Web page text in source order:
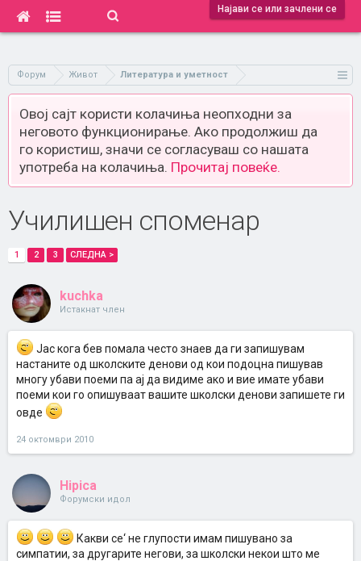
Најави се или зачлени се
Форум Живот Литература и уметност
Овој сајт користи колачиња неопходни за
неговото функционирање. Ако продолжиш да
го користиш, значи се согласуваш со нашата
употреба на колачиња. Прочитај повеќе.
Училишен споменар
1 2 3 СЛЕДНА >
kuchka
Истакнат член
Јас кога бев помала често знаев да ги запишувам
настаните од школските денови од кои подоцна пишував
многу убави поеми па ај да видиме ако и вие имате убави
поеми кои го опишуваат вашите школски денови запишете ги
овде
24 октомври 2010
Hipica
Форумски идол
Какви се‘ не глупости имам пишувано за
симпатии, за другарите негови, за школски некои што ме